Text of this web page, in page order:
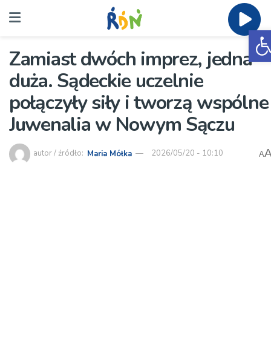
Zamiast dwóch imprez, jedna
duża. Sądeckie uczelnie
połączyły siły i tworzą wspólne
Juwenalia w Nowym Sączu
autor / źródło: Maria Mółka 2026/05/20 - 10:10 A